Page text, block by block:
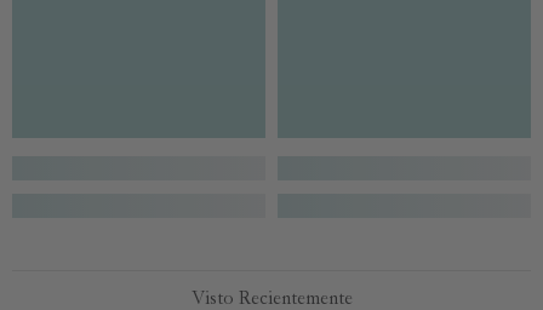
Visto Recientemente